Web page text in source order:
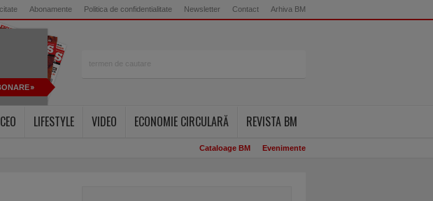
Abonamente Politica de confidentialitate Newsletter Contact Arhiva BM
LIFESTYLE VIDEO ECONOMIE CIRCULARĂ REVISTA BM
Cataloage BM Evenimente